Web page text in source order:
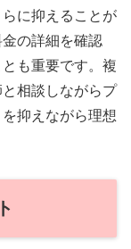
に抑えることが
の詳細を確認
も重要です。複
相談しながらプ
抑えながら理想